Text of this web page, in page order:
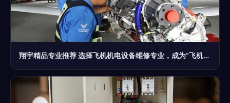
翔宇精品专业推荐 选择飞机机电设备维修专业，成为“飞机医生”，助你走上人生巅峰